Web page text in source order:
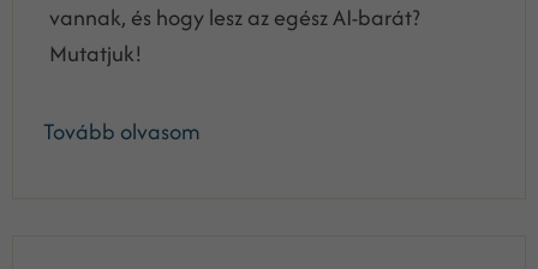
vannak, és hogy lesz az egész AI-barát?
Mutatjuk!
Tovább olvasom